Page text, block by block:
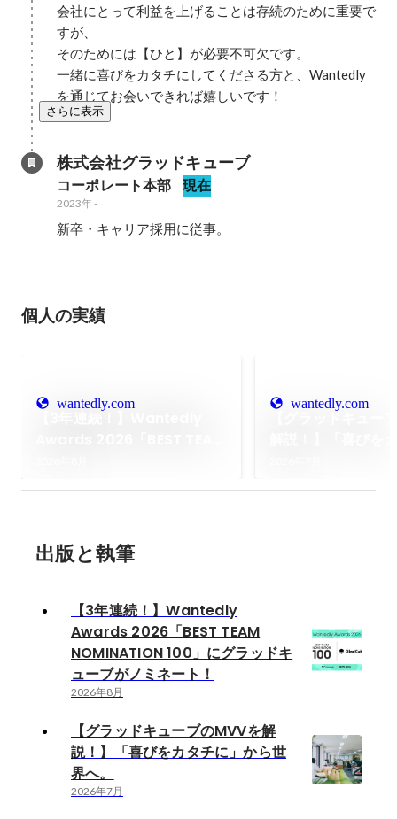
会社にとって利益を上げることは存続のために重要で
すが、
そのためには【ひと】が必要不可欠です。
一緒に喜びをカタチにしてくださる方と、Wantedly
を通じてお会いできれば嬉しいです！
さらに表示
株式会社グラッドキューブ
コーポレート本部 現在
2023年-
新卒・キャリア採用に従事。
個人の実績
wantedly.com wantedly.com
出版と執筆
【3年連続！】Wantedly
Awards 2026「BEST TEAM
NOMINATION 100」にグラッドキ
ューブがノミネート！
2026年8月
【グラッドキューブのMVVを解
説！】「喜びをカタチに」から世
界へ。
2026年7月